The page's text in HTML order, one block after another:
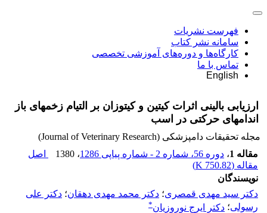
فهرست نشریات
سامانه نشر کتاب
کارگاه‌ها و دوره‌های آموزشی تخصصی
تماس با ما
English
ارزیابی بالینی اثرات کیتین و کیتوزان بر التیام زخمهای باز
اندامهای حرکتی در اسب
مجله تحقیقات دامپزشکی (Journal of Veterinary Research)
مقاله 1
، دوره 56، شماره 2 - شماره پیاپی 1286 ، 1380
اصل
مقاله (750.82 K
)
نویسندگان
دکتر سید مهدی قمصری؛ دکتر محمد مهدی دهقان؛ دکتر علی
رسولی؛ دکتر ایرج نوروزیان*